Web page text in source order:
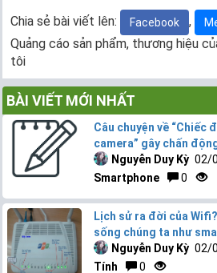
Chia sẻ bài viết lên: Facebook ,
Quảng cáo sản phẩm, thương hiệu
tôi
BÀI VIẾT MỚI NHẤT
Câu chuyện về “Chiếc
camera” gây chấn
Nguyễn Duy Kỳ 02/
Smartphone
0
Lịch sử ra đời của
sống chúng ta như
Nguyễn Duy Kỳ 02/
Tính
0